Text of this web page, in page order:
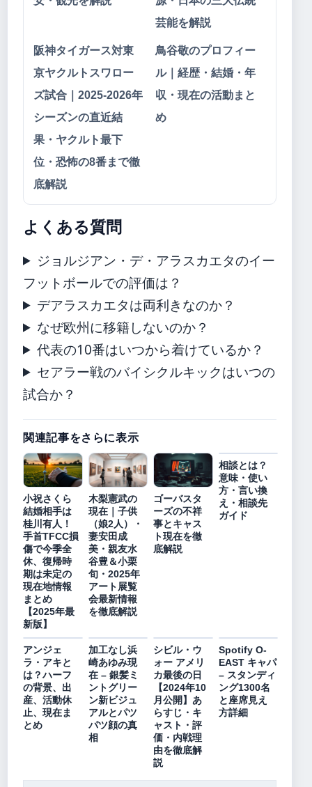
芸能を解説
阪神タイガース対東
京ヤクルトスワロー
ズ試合｜2025-2026年
シーズンの直近結
果・ヤクルト最下
位・恐怖の8番まで徹
底解説
鳥谷敬のプロフィー
ル｜経歴・結婚・年
収・現在の活動まと
め
よくある質問
ジョルジアン・デ・アラスカエタのイー
フットボールでの評価は？
デアラスカエタは両利きなのか？
なぜ欧州に移籍しないのか？
代表の10番はいつから着けているか？
セアラー戦のバイシクルキックはいつの
試合か？
関連記事をさらに表示
小祝さくら
結婚相手は
桂川有人！
手首TFCC損
傷で今季全
休、復帰時
期は未定の
現在地情報
まとめ
【2025年最
新版】
木梨憲武の
現在｜子供
（娘2人）・
妻安田成
美・親友水
谷豊＆小栗
旬・2025年
アート展覧
会最新情報
を徹底解説
ゴーバスタ
ーズの不祥
事とキャス
ト現在を徹
底解説
相談とは？
意味・使い
方・言い換
え・相談先
ガイド
アンジェ
ラ・アキと
は？ハーフ
の背景、出
産、活動休
止、現在ま
とめ
加工なし浜
崎あゆみ現
在 – 銀髪ミ
ントグリー
ン新ビジュ
アルとパツ
パツ顔の真
相
シビル・ウ
ォー アメリ
カ最後の日
【2024年10
月公開】あ
らすじ・キ
ャスト・評
価・内戦理
由を徹底解
説
Spotify O-
EAST キャパ
– スタンディ
ング1300名
と座席見え
方詳細